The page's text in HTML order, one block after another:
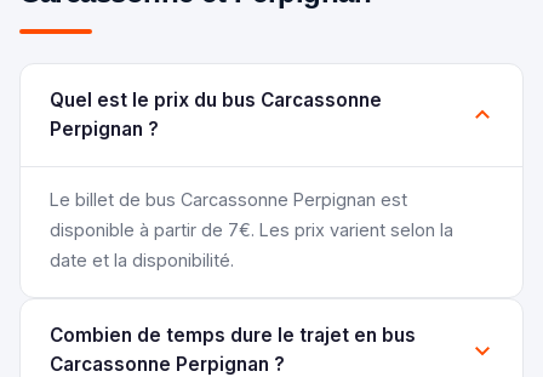
Quel est le prix du bus Carcassonne
Perpignan ?
Le billet de bus Carcassonne Perpignan est
disponible à partir de 7€. Les prix varient selon la
date et la disponibilité.
Combien de temps dure le trajet en bus
Carcassonne Perpignan ?